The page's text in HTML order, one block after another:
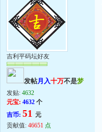
吉利平码坛好友
发帖月入十万不是梦
发贴: 4632
元宝: 4632 个
吉币: 51 元
贡献值: 46651 点